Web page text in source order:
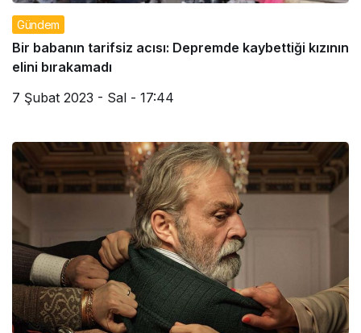
Gündem
Bir babanın tarifsiz acısı: Depremde kaybettiği kızının
elini bırakamadı
7 Şubat 2023 - Sal - 17:44